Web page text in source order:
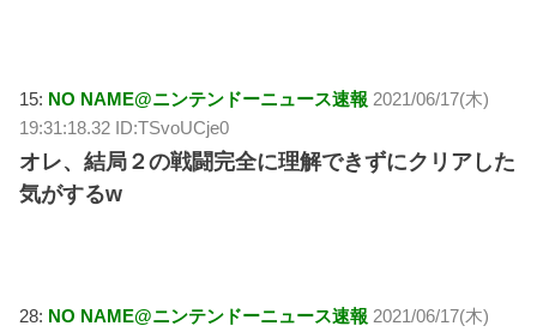
15: NO NAME@ニンテンドーニュース速報 2021/06/17(木)
19:31:18.32 ID:TSvoUCje0
オレ、結局２の戦闘完全に理解できずにクリアした
気がするw
28: NO NAME@ニンテンドーニュース速報 2021/06/17(木)